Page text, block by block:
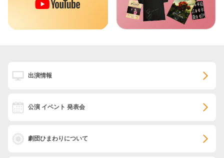
出演情報
公演 イベント 発表会
劇団ひまわりについて